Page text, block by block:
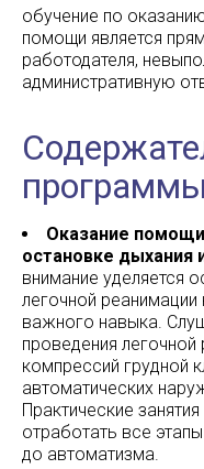
обучение по
помощи является
работодателя,
административную
Оказание помощи
остановке дыхания
внимание уделяется
легочной реанимации
важного навыка.
проведения легочной
компрессий грудной
автоматических
Практические
отработать все
до автоматизма.